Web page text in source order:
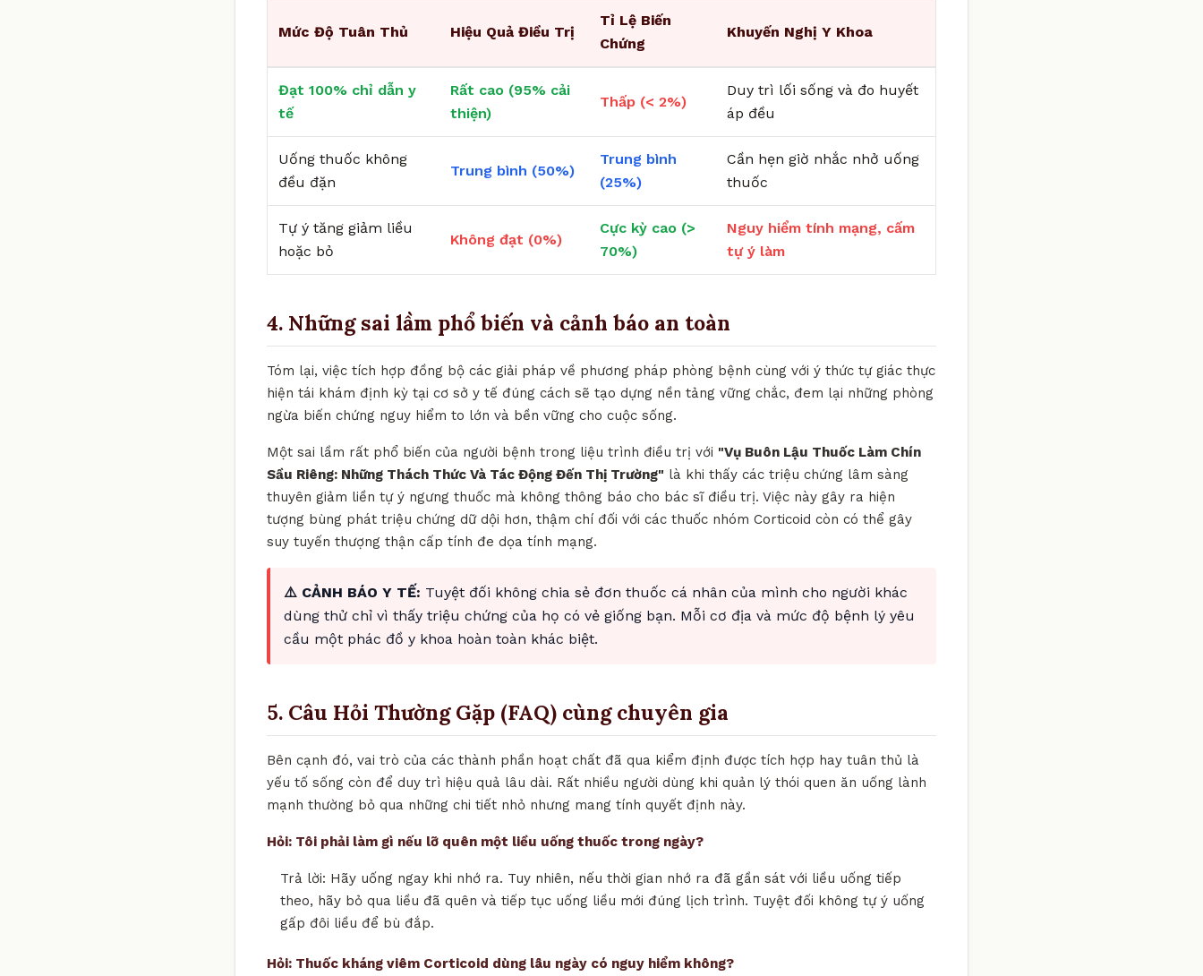
Mức Độ Tuân Thủ Hiệu Quả Điều Trị
Tỉ Lệ Biến
Chứng
Khuyến Nghị Y Khoa
Đạt 100% chỉ dẫn y
tế
Rất cao (95% cải
thiện)
Thấp (< 2%)
Duy trì lối sống và đo huyết
áp đều
Uống thuốc không
đều đặn
Trung bình (50%)
Trung bình
(25%)
Cần hẹn giờ nhắc nhở uống
thuốc
Tự ý tăng giảm liều
hoặc bỏ
Không đạt (0%)
Cực kỳ cao (>
70%)
Nguy hiểm tính mạng, cấm
tự ý làm
4. Những sai lầm phổ biến và cảnh báo an toàn
Tóm lại, việc tích hợp đồng bộ các giải pháp về phương pháp phòng bệnh cùng với ý thức tự giác thực
hiện tái khám định kỳ tại cơ sở y tế đúng cách sẽ tạo dựng nền tảng vững chắc, đem lại những phòng
ngừa biến chứng nguy hiểm to lớn và bền vững cho cuộc sống.
Một sai lầm rất phổ biến của người bệnh trong liệu trình điều trị với "Vụ Buôn Lậu Thuốc Làm Chín
Sầu Riêng: Những Thách Thức Và Tác Động Đến Thị Trường" là khi thấy các triệu chứng lâm sàng
thuyên giảm liền tự ý ngưng thuốc mà không thông báo cho bác sĩ điều trị. Việc này gây ra hiện
tượng bùng phát triệu chứng dữ dội hơn, thậm chí đối với các thuốc nhóm Corticoid còn có thể gây
suy tuyến thượng thận cấp tính đe dọa tính mạng.
⚠️ CẢNH BÁO Y TẾ: Tuyệt đối không chia sẻ đơn thuốc cá nhân của mình cho người khác
dùng thử chỉ vì thấy triệu chứng của họ có vẻ giống bạn. Mỗi cơ địa và mức độ bệnh lý yêu
cầu một phác đồ y khoa hoàn toàn khác biệt.
5. Câu Hỏi Thường Gặp (FAQ) cùng chuyên gia
Bên cạnh đó, vai trò của các thành phần hoạt chất đã qua kiểm định được tích hợp hay tuân thủ là
yếu tố sống còn để duy trì hiệu quả lâu dài. Rất nhiều người dùng khi quản lý thói quen ăn uống lành
mạnh thường bỏ qua những chi tiết nhỏ nhưng mang tính quyết định này.
Hỏi: Tôi phải làm gì nếu lỡ quên một liều uống thuốc trong ngày?
Trả lời: Hãy uống ngay khi nhớ ra. Tuy nhiên, nếu thời gian nhớ ra đã gần sát với liều uống tiếp
theo, hãy bỏ qua liều đã quên và tiếp tục uống liều mới đúng lịch trình. Tuyệt đối không tự ý uống
gấp đôi liều để bù đắp.
Hỏi: Thuốc kháng viêm Corticoid dùng lâu ngày có nguy hiểm không?